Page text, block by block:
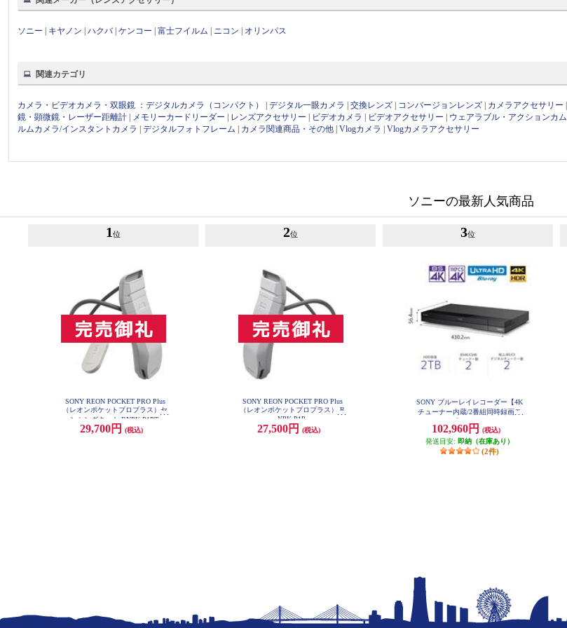
ソニー キヤノン |ハクバ|ケンコー |富士フイルム ニコン オリンパス
関連カテゴリ
カメラ・ビデオカメラ・双眼鏡 ：デジタルカメラ（コンパクト） |デジタル一眼カメラ |交換レンズ コンバージョンレンズ カメラアクセサリー
鏡・顕微鏡・レーザー距離計
メモリーカードリーダー レンズアクセサリー ビデオカメラ ビデオアクセサリー ウェアラブル・アクションカム
ルムカメラ/インスタントカメラ
|デジタルフォトフレーム カメラ関連商品・その他 |Vlogカメラ |Vlogカメラアクセサリー
ソニーの最新人気商品
1 位
SONY REON POCKET PRO Plus
（レオンポケットプロプラス）セ
ンシングキット RNPK-P1PT
29,700円 (税込)
2位
SONY REON POCKET PRO Plus
（レオンポケットプロプラス） R
NPK-P1P
27,500円 (税込)
3位
SONY ブルーレイレコーダー【4K
チューナー内蔵/2番組同時録画モ
102,960円
(税込)
発送目安: 即納（在庫あり）
(2件)